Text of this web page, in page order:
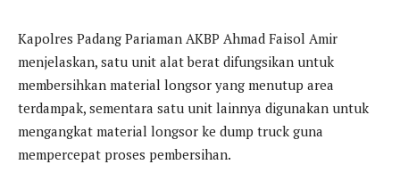
Kapolres Padang Pariaman AKBP Ahmad Faisol Amir
menjelaskan, satu unit alat berat difungsikan untuk
membersihkan material longsor yang menutup area
terdampak, sementara satu unit lainnya digunakan untuk
mengangkat material longsor ke dump truck guna
mempercepat proses pembersihan.